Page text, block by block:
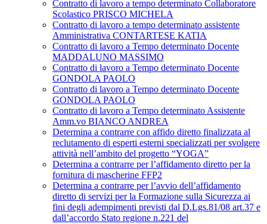
Contratto di lavoro a tempo determinato Collaboratore
Scolastico PRISCO MICHELA
Contratto di lavoro a tempo determinato assistente
Amministrativa CONTARTESE KATIA
Contratto di lavoro a Tempo determinato Docente
MADDALUNO MASSIMO
Contratto di lavoro a Tempo determinato Docente
GONDOLA PAOLO
Contratto di lavoro a Tempo determinato Docente
GONDOLA PAOLO
Contratto di lavoro a Tempo determinato Assistente
Amm.vo BIANCO ANDREA
Determina a contrarre con affido diretto finalizzata al
reclutamento di esperti esterni specializzati per svolgere
attività nell’ambito del progetto “YOGA”
Determina a contrarre per l’affidamento diretto per la
fornitura di mascherine FFP2
Determina a contrarre per l’avvio dell’affidamento
diretto di servizi per la Formazione sulla Sicurezza ai
fini degli adempimenti previsti dal D.Lgs.81/08 art.37 e
dall’accordo Stato regione n.221 del